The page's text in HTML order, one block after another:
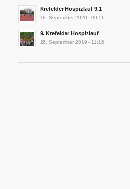
Krefelder Hospizlauf 9.1
18. September 2020 - 09:56
9. Krefelder Hospizlauf
26. September 2019 - 11:16